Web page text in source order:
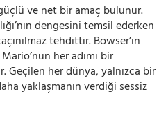
ve net bir amaç bulunur.
dengesini temsil ederken
tehdittir. Bowser’ın
her adımı bir
Geçilen her dünya, yalnızca bir
yaklaşmanın verdiği sessiz